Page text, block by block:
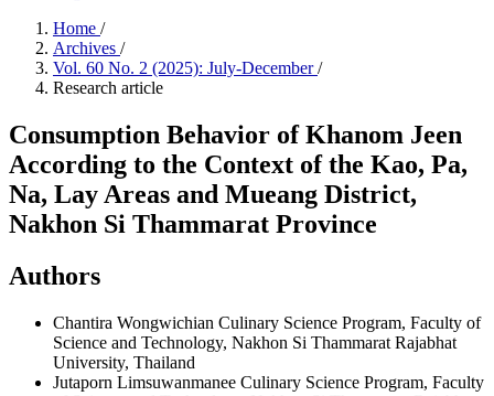
Home /
Archives /
Vol. 60 No. 2 (2025): July-December/
Research article
Consumption Behavior of Khanom Jeen
According to the Context of the Kao, Pa,
Na, Lay Areas and Mueang District,
Nakhon Si Thammarat Province
Authors
Chantira Wongwichian Culinary Science Program, Faculty of
Science and Technology, Nakhon Si Thammarat Rajabhat
University, Thailand
Jutaporn Limsuwanmanee Culinary Science Program, Faculty